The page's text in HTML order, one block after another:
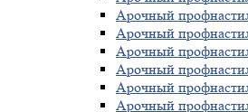
Арочный
Арочный
Арочный
Арочный
Арочный
Арочный